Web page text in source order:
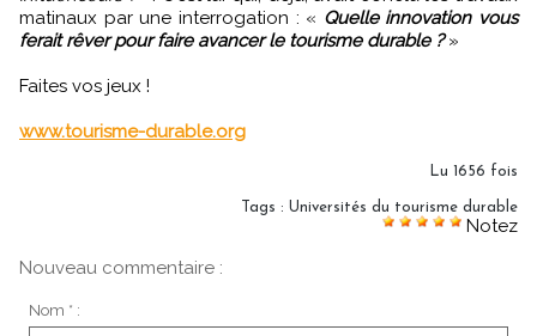
matinaux par une interrogation : « Quelle innovation vous
ferait rêver pour faire avancer le tourisme durable ?»
Faites vos jeux !
www.tourisme-durable.org
Lu 1656 fois
Tags : Universités du tourisme durable
Notez
Nouveau commentaire :
Nom * :